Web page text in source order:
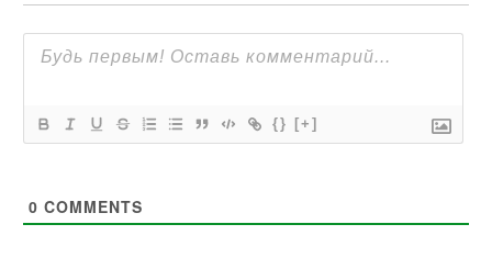
{} [+]
0 COMMENTS